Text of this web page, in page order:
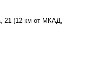
21 (12 км от МКАД,